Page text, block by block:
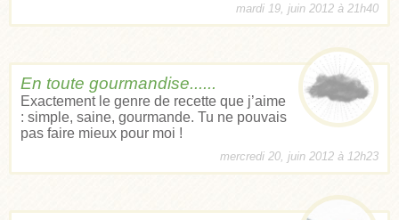
mardi 19, juin 2012 à 21h40
En toute gourmandise......
Exactement le genre de recette que j’aime
: simple, saine, gourmande. Tu ne pouvais
pas faire mieux pour moi !
mercredi 20, juin 2012 à 12h23